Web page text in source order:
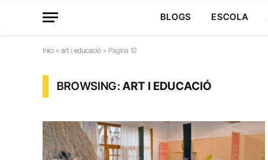
BLOGS ESCOLA
Inici » art i educació » Pàgina 10
BROWSING:ART I EDUCACIÓ